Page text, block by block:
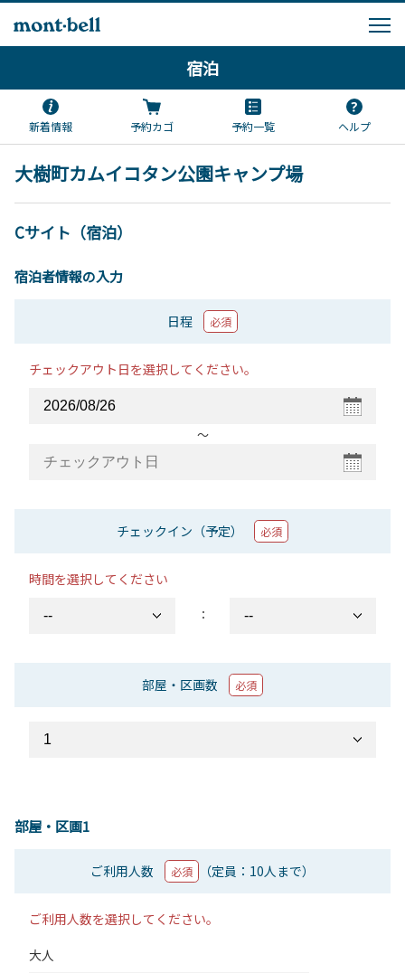
宿泊
新着情報 予約カゴ 予約一覧 ヘルプ
大樹町カムイコタン公園キャンプ場
Cサイト（宿泊）
宿泊者情報の入力
日程 必須
チェックアウト日を選択してください。
〜
チェックイン（予定） 必須
時間を選択してください
：
部屋・区画数 必須
部屋・区画1
ご利用人数 必須 （定員：10人まで）
ご利用人数を選択してください。
大人